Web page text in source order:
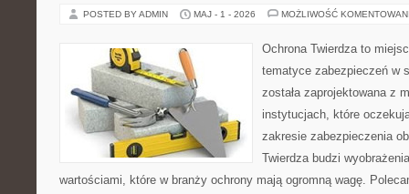
POSTED BY ADMIN MAJ - 1 - 2026 MOŻLIWOŚĆ
Ochrona Twierdza to
tematyce zabezpieczeń w
została zaprojektowana z
instytucjach, które
zakresie zabezpieczenia
Twierdza budzi
wartościami, które w branży ochrony mają ogromną wagę.